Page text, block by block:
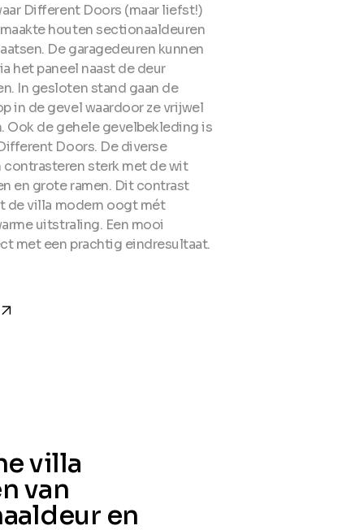
Different Doors (maar liefst!)
houten sectionaaldeuren
De garagedeuren kunnen
het paneel naast de deur
In gesloten stand gaan de
in de gevel waardoor ze vrijwel
Ook de gehele gevelbekleding is
Doors. De diverse
sterk met de wit
en grote ramen. Dit contrast
de villa modern oogt mét
uitstraling. Een mooi
met een prachtig eindresultaat.
villa
van
en